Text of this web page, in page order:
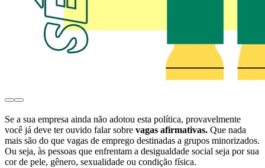
Se a sua empresa ainda não adotou esta política, provavelmente
você já deve ter ouvido falar sobre vagas afirmativas. Que nada
mais são do que vagas de emprego destinadas a grupos minorizados.
Ou seja, às pessoas que enfrentam a desigualdade social seja por sua
cor de pele, gênero, sexualidade ou condição física.